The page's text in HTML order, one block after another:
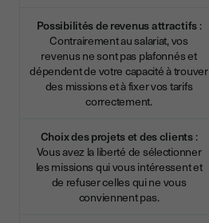
Possibilités de revenus attractifs:
Contrairement au salariat, vos
revenus ne sont pas plafonnés et
dépendent de votre capacité à trouver
des missions et à fixer vos tarifs
correctement.
Choix des projets et des clients:
Vous avez la liberté de sélectionner
les missions qui vous intéressent et
de refuser celles qui ne vous
conviennent pas.